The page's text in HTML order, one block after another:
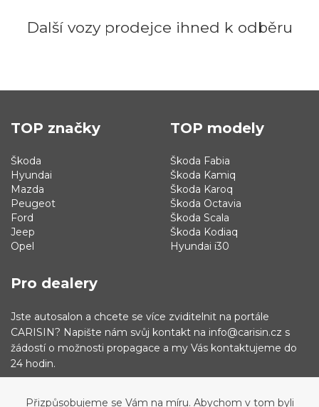
Další vozy prodejce ihned k odběru
TOP značky
Škoda
Hyundai
Mazda
Peugeot
Ford
Jeep
Opel
TOP modely
Škoda Fabia
Škoda Kamiq
Škoda Karoq
Škoda Octavia
Škoda Scala
Škoda Kodiaq
Hyundai i30
Pro dealery
Jste autosalon a chcete se více zviditelnit na portále
CARISIN? Napište nám svůj kontakt na info@carisin.cz s
žádostí o možnosti propagace a my Vás kontaktujeme do
24 hodin.
Přizpůsobujeme se Vám na míru. Abychom v tom byli